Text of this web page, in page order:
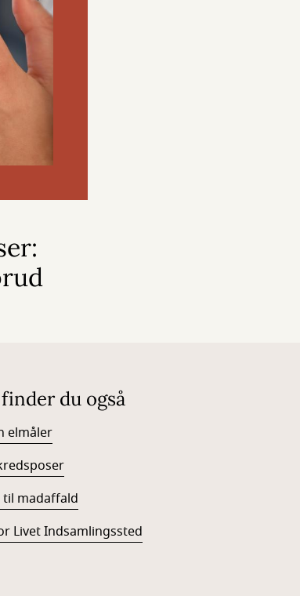
du også
elmåler
til madaffald
Livet Indsamlingssted